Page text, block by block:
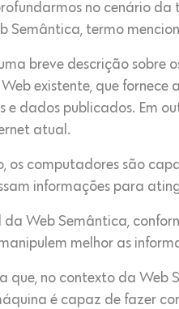
no cenário
Semântica, termo
breve descrição sobre
existente, que
e dados publicados. Em
atual.
os computadores são
informações para
Web Semântica,
melhor as
que, no contexto da Web
é capaz de fazer